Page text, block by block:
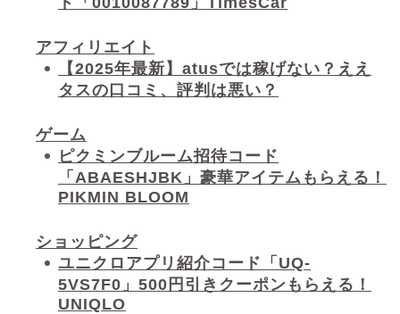
アフィリエイト
【2025年最新】atusでは稼げない？ええ
タスの口コミ、評判は悪い？
ゲーム
ピクミンブルーム招待コード
「ABAESHJBK」豪華アイテムもらえる！
PIKMIN BLOOM
ショッピング
ユニクロアプリ紹介コード「UQ-
5VS7F0」500円引きクーポンもらえる！
UNIQLO